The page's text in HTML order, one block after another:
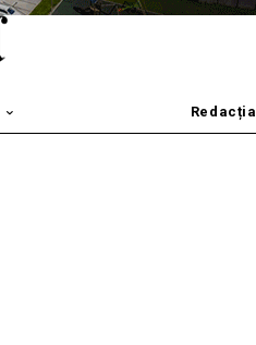
Redacția